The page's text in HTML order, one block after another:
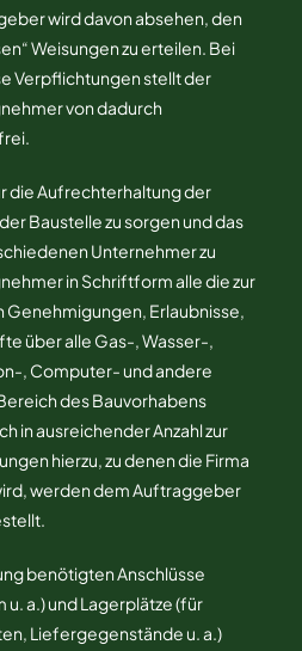
wird davon absehen, den
Weisungen zu erteilen. Bei
Verpflichtungen stellt der
von dadurch
die Aufrechterhaltung der
Baustelle zu sorgen und das
Unternehmer zu
in Schriftform alle die zur
Erlaubnisse,
über alle Gas-, Wasser-,
, Computer- und andere
des Bauvorhabens
in ausreichender Anzahl zur
hierzu, zu denen die Firma
werden dem Auftraggeber
benötigten Anschlüsse
a.) und Lagerplätze (für
Liefergegenstände u. a.)